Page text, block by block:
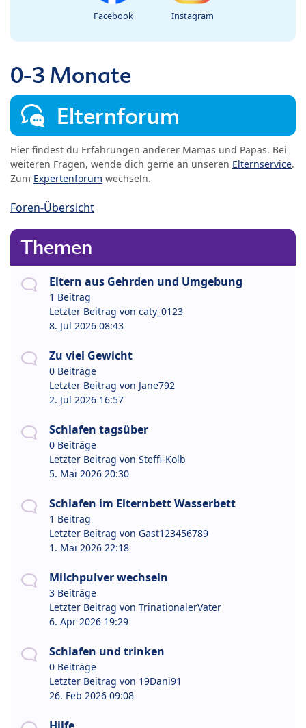
Facebook Instagram
0-3 Monate
Elternforum
Hier findest du Erfahrungen anderer Mamas und Papas. Bei
weiteren Fragen, wende dich gerne an unseren Elternservice.
Zum Expertenforum wechseln.
Foren-Übersicht
Themen
Eltern aus Gehrden und Umgebung
1 Beitrag
Letzter Beitrag von caty_0123
8. Jul 2026 08:43
Zu viel Gewicht
0 Beiträge
Letzter Beitrag von Jane792
2. Jul 2026 16:57
Schlafen tagsüber
0 Beiträge
Letzter Beitrag von Steffi-Kolb
5. Mai 2026 20:30
Schlafen im Elternbett Wasserbett
1 Beitrag
Letzter Beitrag von Gast123456789
1. Mai 2026 22:18
Milchpulver wechseln
3 Beiträge
Letzter Beitrag von TrinationalerVater
6. Apr 2026 19:29
Schlafen und trinken
0 Beiträge
Letzter Beitrag von 19Dani91
26. Feb 2026 09:08